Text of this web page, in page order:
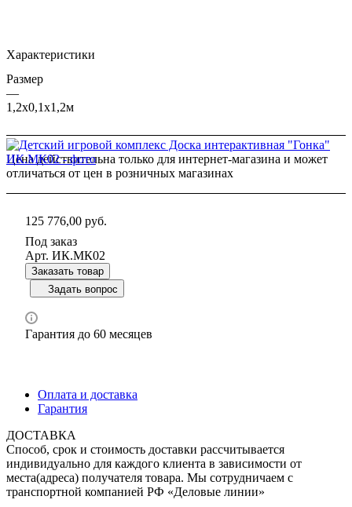
Характеристики
Размер
—
1,2х0,1х1,2м
Цена действительна только для интернет-магазина и может
отличаться от цен в розничных магазинах
125 776,00 руб.
Под заказ
Арт. ИК.МК02
Заказать товар
Задать вопрос
Гарантия до 60 месяцев
Оплата и доставка
Гарантия
ДОСТАВКА
Способ, срок и стоимость доставки рассчитывается
индивидуально для каждого клиента в зависимости от
места(адреса) получателя товара. Мы сотрудничаем с
транспортной компанией РФ «Деловые линии»